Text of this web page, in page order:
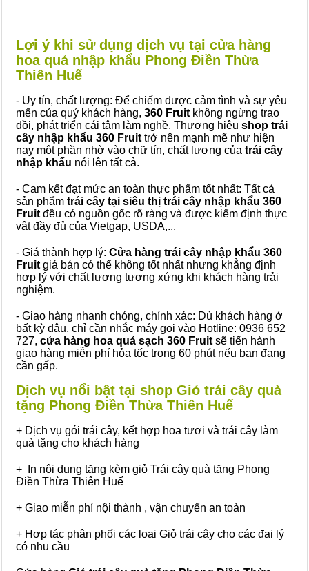
Lợi ý khi sử dụng dịch vụ tại cửa hàng
hoa quả nhập khẩu Phong Điền Thừa
Thiên Huế
- Uy tín, chất lượng: Để chiếm được cảm tình và sự yêu
mến của quý khách hàng, 360 Fruit không ngừng trao
dồi, phát triển cái tâm làm nghề. Thương hiệu shop trái
cây nhập khẩu 360 Fruit trở nên mạnh mẽ như hiện
nay một phần nhờ vào chữ tín, chất lượng của trái cây
nhập khẩu nói lên tất cả.
- Cam kết đạt mức an toàn thực phẩm tốt nhất: Tất cả
sản phẩm trái cây tại siêu thị trái cây nhập khẩu 360
Fruit đều có nguồn gốc rõ ràng và được kiểm định thực
vật đầy đủ của Vietgap, USDA,...
- Giá thành hợp lý: Cửa hàng trái cây nhập khẩu 360
Fruit giá bán có thể không tốt nhất nhưng khẳng định
hợp lý với chất lượng tương xứng khi khách hàng trải
nghiệm.
- Giao hàng nhanh chóng, chính xác: Dù khách hàng ở
bất kỳ đâu, chỉ cần nhắc máy gọi vào Hotline: 0936 652
727, cửa hàng hoa quả sạch 360 Fruit sẽ tiến hành
giao hàng miễn phí hỏa tốc trong 60 phút nếu bạn đang
cần gấp.
Dịch vụ nổi bật tại shop Giỏ trái cây quà
tặng Phong Điền Thừa Thiên Huế
+ Dịch vụ gói trái cây, kết hợp hoa tươi và trái cây làm
quà tặng cho khách hàng
+ In nội dung tặng kèm giỏ Trái cây quà tặng Phong
Điền Thừa Thiên Huế
+ Giao miễn phí nội thành , vận chuyển an toàn
+ Hợp tác phân phối các loại Giỏ trái cây cho các đại lý
có nhu cầu